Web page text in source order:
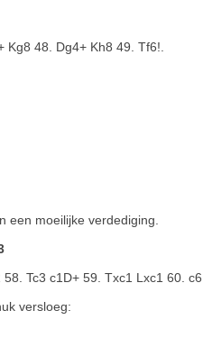
48. Dg4+ Kh8 49. Tf6!.
moeilijke verdediging.
Tc3 c1D+ 59. Txc1 Lxc1 60.
versloeg: